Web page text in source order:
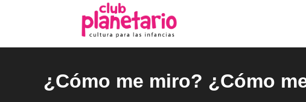
¿Cómo me miro? ¿Cómo